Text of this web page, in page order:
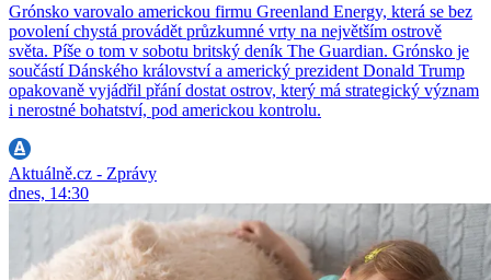
Grónsko varovalo americkou firmu Greenland Energy, která se bez
povolení chystá provádět průzkumné vrty na největším ostrově
světa. Píše o tom v sobotu britský deník The Guardian. Grónsko je
součástí Dánského království a americký prezident Donald Trump
opakovaně vyjádřil přání dostat ostrov, který má strategický význam
i nerostné bohatství, pod americkou kontrolu.
Aktuálně.cz - Zprávy
dnes, 14:30